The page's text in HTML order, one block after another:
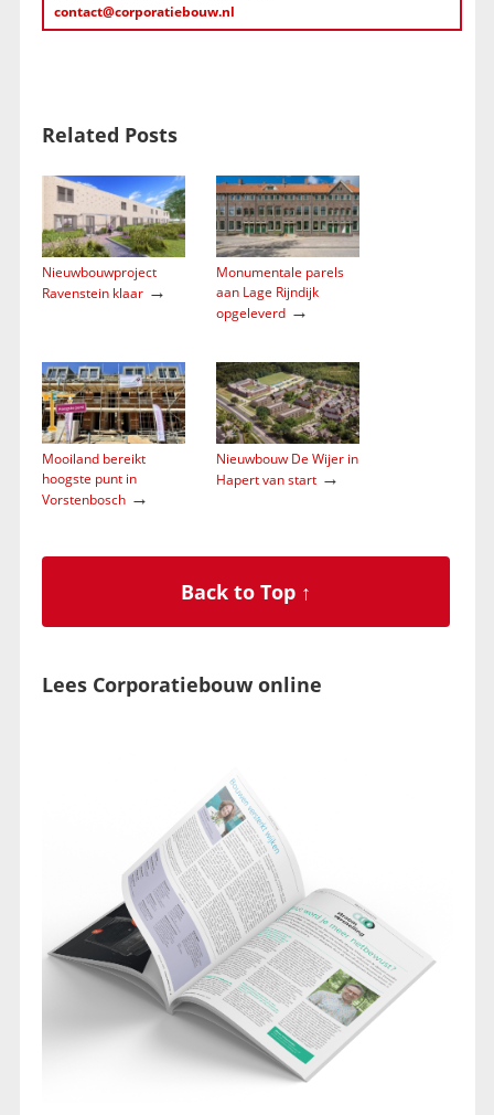
contact@corporatiebouw.nl
Related Posts
Nieuwbouwproject
Ravenstein klaar→
Monumentale parels
aan Lage Rijndijk
opgeleverd→
Mooiland bereikt
hoogste punt in
Vorstenbosch→
Nieuwbouw De Wijer in
Hapert van start→
Back to Top ↑
Lees Corporatiebouw online